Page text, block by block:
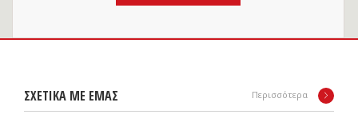
ΣΧΕΤΙΚΑ ΜΕ ΕΜΑΣ Περισσότερα